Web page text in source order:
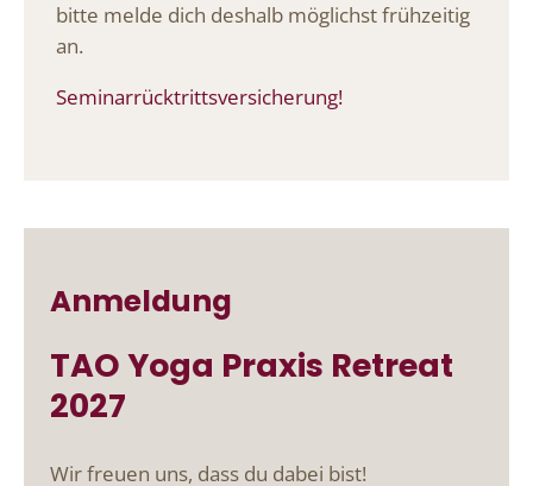
bitte melde dich deshalb möglichst frühzeitig
an.
Seminarrücktrittsversicherung!
Anmeldung
TAO Yoga Praxis Retreat
2027
Wir freuen uns, dass du dabei bist!